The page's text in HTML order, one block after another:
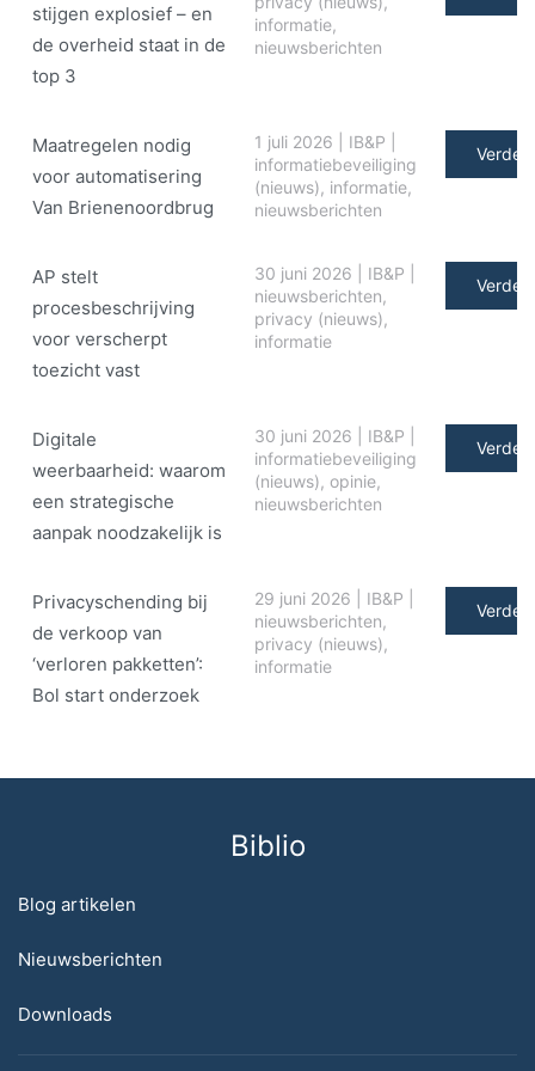
stijgen explosief – en
de overheid staat in de
top 3
informatie,
nieuwsberichten
Maatregelen nodig
voor automatisering
Van Brienenoordbrug
1 juli 2026 IB&P
informatiebeveiliging
(nieuws), informatie,
nieuwsberichten
Verder
AP stelt
procesbeschrijving
voor verscherpt
toezicht vast
30 juni 2026 IB&P
nieuwsberichten,
privacy (nieuws),
informatie
Verder
Digitale
weerbaarheid: waarom
een strategische
aanpak noodzakelijk is
30 juni 2026 IB&P
informatiebeveiliging
(nieuws), opinie,
nieuwsberichten
Verder
Privacyschending bij
de verkoop van
‘verloren pakketten’:
Bol start onderzoek
29 juni 2026 IB&P
nieuwsberichten,
privacy (nieuws),
informatie
Verder
Biblio
Blog artikelen
Nieuwsberichten
Downloads